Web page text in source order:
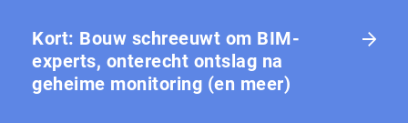
Kort: Bouw schreeuwt om BIM-
experts, onterecht ontslag na
geheime monitoring (en meer)